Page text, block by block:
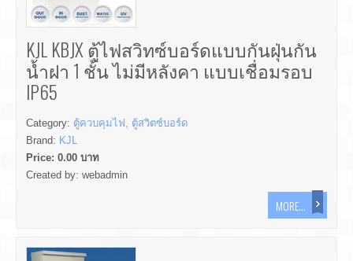
KJL KBJX ตู้ไฟสวิทซ์บอร์ดแบบกันฝุ่นกัน
น้ำฝา 1 ชั้น ไม่มีหลังคา แบบเชื่อมรอบ
IP65
Category: ตู้ควบคุมไฟ, ตู้สวิตซ์บอร์ด
Brand: KJL
Price: 0.00 บาท
Created by: webadmin
MORE...